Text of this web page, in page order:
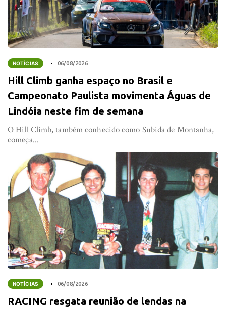
NOTÍCIAS 06/08/2026
Hill Climb ganha espaço no Brasil e
Campeonato Paulista movimenta Águas de
Lindóia neste fim de semana
O Hill Climb, também conhecido como Subida de Montanha,
começa...
NOTÍCIAS 06/08/2026
RACING resgata reunião de lendas na